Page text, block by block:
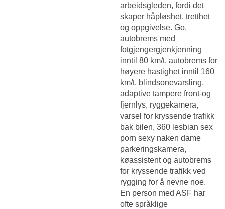
arbeidsgleden, fordi det
skaper håpløshet, tretthet
og oppgivelse. Go,
autobrems med
fotgjengergjenkjenning
inntil 80 km/t, autobrems for
høyere hastighet inntil 160
km/t, blindsonevarsling,
adaptive tampere front-og
fjernlys, ryggekamera,
varsel for kryssende trafikk
bak bilen, 360 lesbian sex
porn sexy naken dame
parkeringskamera,
køassistent og autobrems
for kryssende trafikk ved
rygging for å nevne noe.
En person med ASF har
ofte språklige